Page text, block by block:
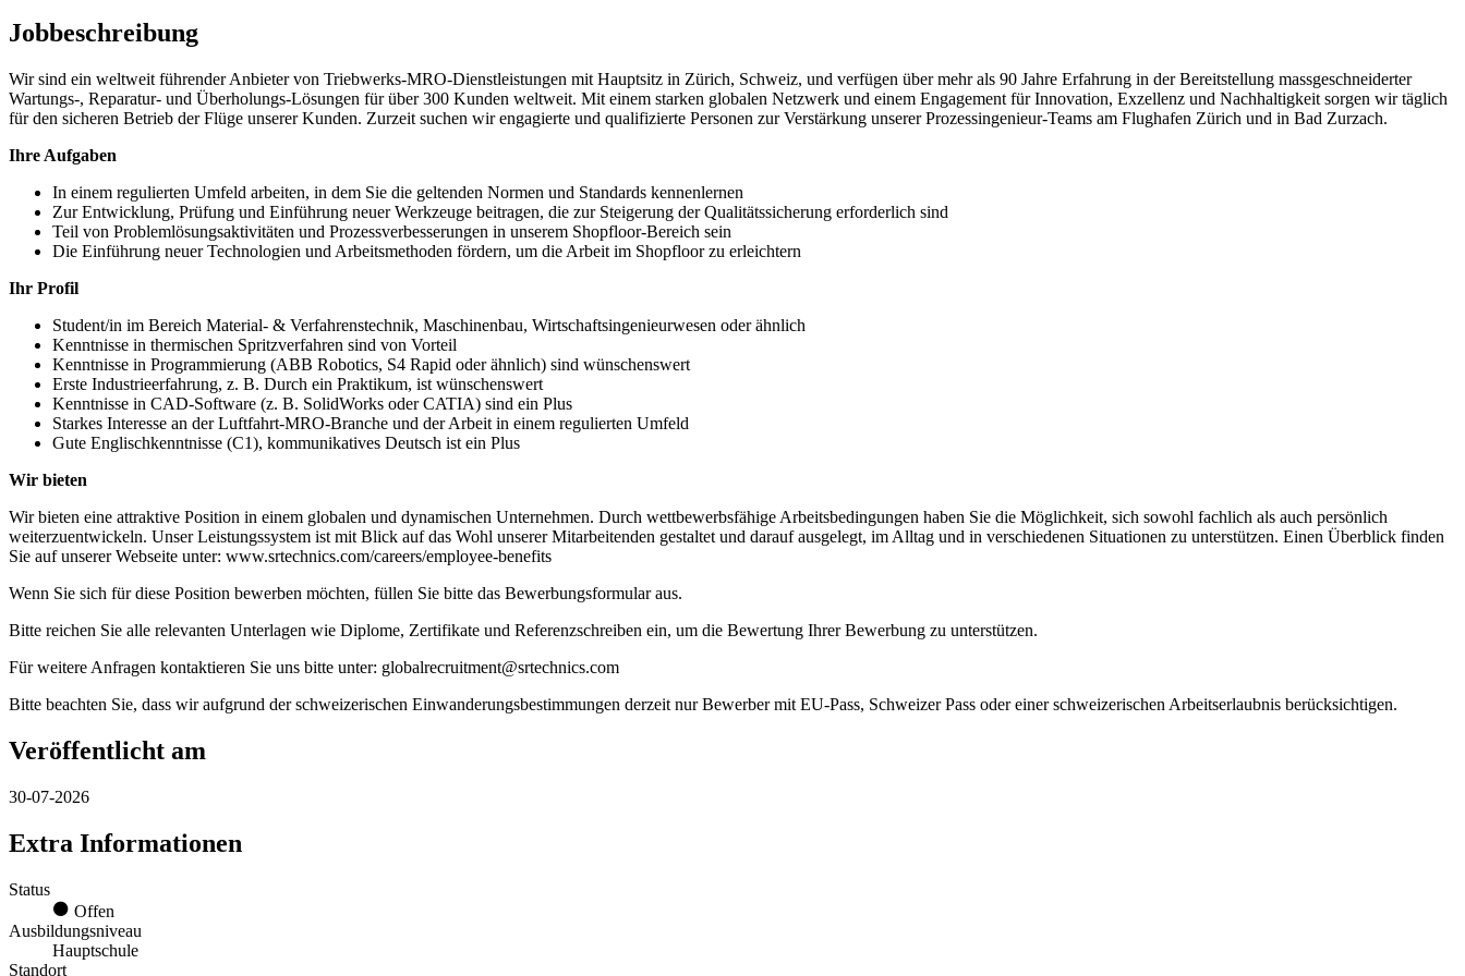
Jobbeschreibung
Wir sind ein weltweit führender Anbieter von Triebwerks-MRO-Dienstleistungen mit Hauptsitz in Zürich, Schweiz, und verfügen über mehr als 90 Jahre Erfahrung in der Bereitstellung massgeschneiderter
Wartungs-, Reparatur- und Überholungs-Lösungen für über 300 Kunden weltweit. Mit einem starken globalen Netzwerk und einem Engagement für Innovation, Exzellenz und Nachhaltigkeit sorgen wir täglich
für den sicheren Betrieb der Flüge unserer Kunden. Zurzeit suchen wir engagierte und qualifizierte Personen zur Verstärkung unserer Prozessingenieur-Teams am Flughafen Zürich und in Bad Zurzach.
Ihre Aufgaben
In einem regulierten Umfeld arbeiten, in dem Sie die geltenden Normen und Standards kennenlernen
Zur Entwicklung, Prüfung und Einführung neuer Werkzeuge beitragen, die zur Steigerung der Qualitätssicherung erforderlich sind
Teil von Problemlösungsaktivitäten und Prozessverbesserungen in unserem Shopfloor-Bereich sein
Die Einführung neuer Technologien und Arbeitsmethoden fördern, um die Arbeit im Shopfloor zu erleichtern
Ihr Profil
Student/in im Bereich Material- & Verfahrenstechnik, Maschinenbau, Wirtschaftsingenieurwesen oder ähnlich
Kenntnisse in thermischen Spritzverfahren sind von Vorteil
Kenntnisse in Programmierung (ABB Robotics, S4 Rapid oder ähnlich) sind wünschenswert
Erste Industrieerfahrung, z. B. Durch ein Praktikum, ist wünschenswert
Kenntnisse in CAD-Software (z. B. SolidWorks oder CATIA) sind ein Plus
Starkes Interesse an der Luftfahrt-MRO-Branche und der Arbeit in einem regulierten Umfeld
Gute Englischkenntnisse (C1), kommunikatives Deutsch ist ein Plus
Wir bieten
Wir bieten eine attraktive Position in einem globalen und dynamischen Unternehmen. Durch wettbewerbsfähige Arbeitsbedingungen haben Sie die Möglichkeit, sich sowohl fachlich als auch persönlich
weiterzuentwickeln. Unser Leistungssystem ist mit Blick auf das Wohl unserer Mitarbeitenden gestaltet und darauf ausgelegt, im Alltag und in verschiedenen Situationen zu unterstützen. Einen Überblick finden
Sie auf unserer Webseite unter: www.srtechnics.com/careers/employee-benefits
Wenn Sie sich für diese Position bewerben möchten, füllen Sie bitte das Bewerbungsformular aus.
Bitte reichen Sie alle relevanten Unterlagen wie Diplome, Zertifikate und Referenzschreiben ein, um die Bewertung Ihrer Bewerbung zu unterstützen.
Für weitere Anfragen kontaktieren Sie uns bitte unter: globalrecruitment@srtechnics.com
Bitte beachten Sie, dass wir aufgrund der schweizerischen Einwanderungsbestimmungen derzeit nur Bewerber mit EU-Pass, Schweizer Pass oder einer schweizerischen Arbeitserlaubnis berücksichtigen.
Veröffentlicht am
30-07-2026
Extra Informationen
Status
Offen
Ausbildungsniveau
Hauptschule
Standort